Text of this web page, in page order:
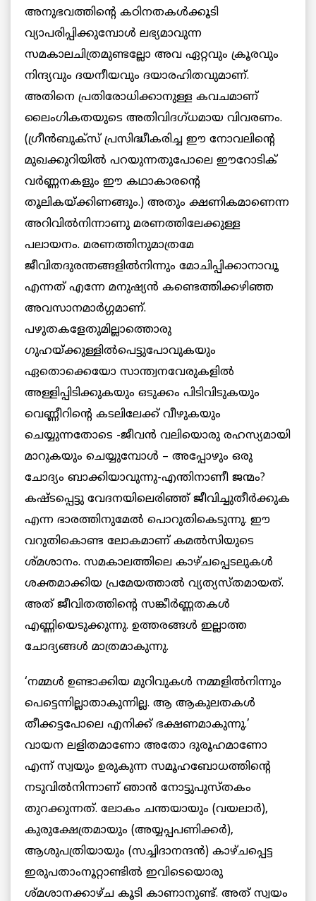
അനുഭവത്തിന്റെ കഠിനതകള്‍ക്കൂടി
വ്യാപരിപ്പിക്കുമ്പോള്‍ ലഭ്യമാവുന്ന
സമകാലചിത്രമുണ്ടല്ലോ അവ ഏറ്റവും ക്രൂരവും
നിന്ദ്യവും ദയനീയവും ദയാരഹിതവുമാണ്.
അതിനെ പ്രതിരോധിക്കാനുള്ള കവചമാണ്
ലൈംഗികതയുടെ അതിവിദഗ്ധമായ വിവരണം.
(ഗ്രീന്‍ബുക്‌സ് പ്രസിദ്ധീകരിച്ച ഈ നോവലിന്റെ
മുഖക്കുറിയില്‍ പറയുന്നതുപോലെ ഈറോടിക്
വര്‍ണ്ണനകളും ഈ കഥാകാരന്റെ
തൂലികയ്ക്കിണങ്ങും.) അതും ക്ഷണികമാണെന്ന
അറിവില്‍നിന്നാണു മരണത്തിലേക്കുള്ള
പലായനം. മരണത്തിനുമാത്രമേ
ജീവിതദുരന്തങ്ങളില്‍നിന്നും മോചിപ്പിക്കാനാവൂ
എന്നത് എന്നേ മനുഷ്യന്‍ കണ്ടെത്തിക്കഴിഞ്ഞ
അവസാനമാര്‍ഗ്ഗമാണ്.
പഴുതകളേതുമില്ലാത്തൊരു
ഗുഹയ്ക്കുള്ളില്‍പെട്ടുപോവുകയും
ഏതൊക്കെയോ സാന്ത്വനവേരുകളില്‍
അള്ളിപ്പിടിക്കുകയും ഒടുക്കം പിടിവിടുകയും
വെണ്ണീറിന്റെ കടലിലേക്ക് വീഴുകയും
ചെയ്യുന്നതോടെ -ജീവന്‍ വലിയൊരു രഹസ്യമായി
മാറുകയും ചെയ്യുമ്പോള്‍ – അപ്പോഴും ഒരു
ചോദ്യം ബാക്കിയാവുന്നു-എന്തിനാണീ ജന്മം?
കഷ്ടപ്പെട്ടു വേദനയിലെരിഞ്ഞ് ജീവിച്ചുതീര്‍ക്കുക
എന്ന ഭാരത്തിനുമേല്‍ പൊറുതികെടുന്നു. ഈ
വറുതികൊണ്ട ലോകമാണ് കമല്‍സിയുടെ
ശ്മശാനം. സമകാലത്തിലെ കാഴ്ചപ്പെടലുകള്‍
ശക്തമാക്കിയ പ്രമേയത്താല്‍ വ്യത്യസ്തമായത്.
അത് ജീവിതത്തിന്റെ സങ്കീര്‍ണ്ണതകള്‍
എണ്ണിയെടുക്കുന്നു. ഉത്തരങ്ങള്‍ ഇല്ലാത്ത
ചോദ്യങ്ങള്‍ മാത്രമാകുന്നു.
‘നമ്മള്‍ ഉണ്ടാക്കിയ മുറിവുകള്‍ നമ്മളില്‍നിന്നും
പെട്ടെന്നില്ലാതാകുന്നില്ല. ആ ആകുലതകള്‍
തീക്കട്ടപോലെ എനിക്ക് ഭക്ഷണമാകുന്നു.’
വായന ലളിതമാണോ അതോ ദുരൂഹമാണോ
എന്ന് സ്വയും ഉരുകുന്ന സമൂഹബോധത്തിന്റെ
നടുവില്‍നിന്നാണ് ഞാന്‍ നോട്ടുപുസ്തകം
തുറക്കുന്നത്. ലോകം ചന്തയായും (വയലാര്‍),
കുരുക്ഷേത്രമായും (അയ്യപ്പപണിക്കര്‍),
ആശുപത്രിയായും (സച്ചിദാനന്ദന്‍) കാഴ്ചപ്പെട്ട
ഇരുപതാംനൂറ്റാണ്ടില്‍ ഇവിടെയൊരു
ശ്മശാനക്കാഴ്ച കൂടി കാണാനുണ്ട്. അത് സ്വയം